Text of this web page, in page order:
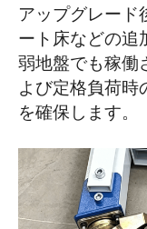
アップグレード
ート床などの追
弱地盤でも稼働
よび定格負荷
を確保します。